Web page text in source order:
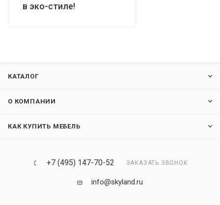
в эко-стиле!
КАТАЛОГ
О КОМПАНИИ
КАК КУПИТЬ МЕБЕЛЬ
+7 (495) 147-70-52 ЗАКАЗАТЬ ЗВОНОК
info@skyland.ru